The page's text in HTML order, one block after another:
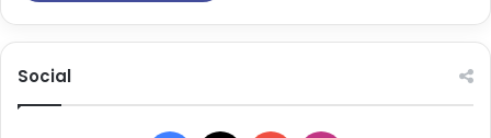
Social